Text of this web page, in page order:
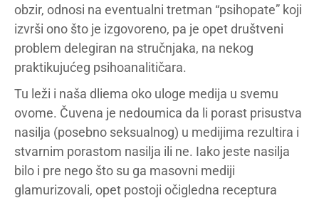
obzir, odnosi na eventualni tretman “psihopate” koji
izvrši ono što je izgovoreno, pa je opet društveni
problem delegiran na stručnjaka, na nekog
praktikujućeg psihoanalitičara.
Tu leži i naša dliema oko uloge medija u svemu
ovome. Čuvena je nedoumica da li porast prisustva
nasilja (posebno seksualnog) u medijima rezultira i
stvarnim porastom nasilja ili ne. Iako jeste nasilja
bilo i pre nego što su ga masovni mediji
glamurizovali, opet postoji očigledna receptura